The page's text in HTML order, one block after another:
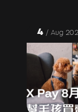
BNPL 分期
優勢。 本
深度解析點
價 (AOV)
戰驗證，睇
4 / Aug